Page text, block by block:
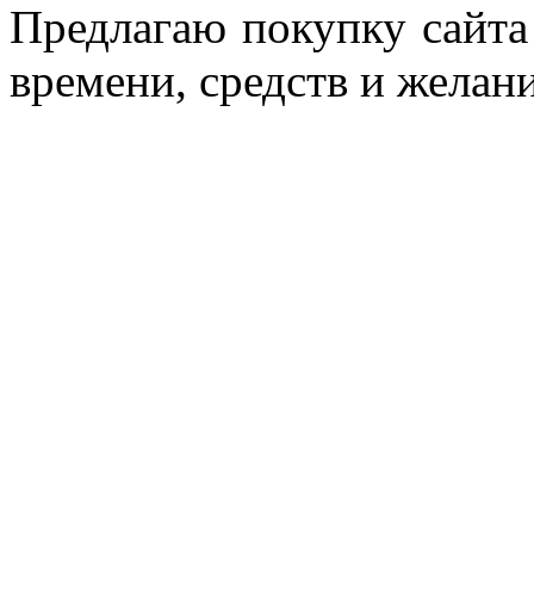
Пред­ла­гаю по­куп­ку
вре­мени, средств и